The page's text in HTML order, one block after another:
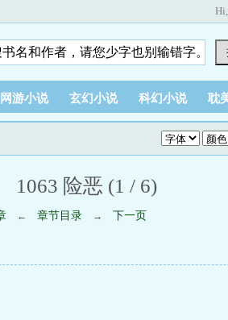
Hi,
网游小说 玄幻小说 科幻小说 耽
1063 险恶 (1 / 6)
← 章节目录 → 下一页